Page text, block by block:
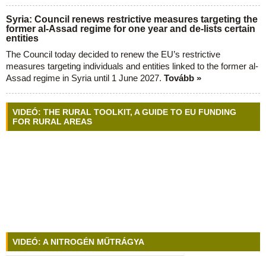
Syria: Council renews restrictive measures targeting the
former al-Assad regime for one year and de-lists certain
entities
The Council today decided to renew the EU’s restrictive
measures targeting individuals and entities linked to the former al-
Assad regime in Syria until 1 June 2027. Tovább »
VIDEÓ: THE RURAL TOOLKIT, A GUIDE TO EU FUNDING
FOR RURAL AREAS
VIDEÓ: A NITROGÉN MŰTRÁGYA